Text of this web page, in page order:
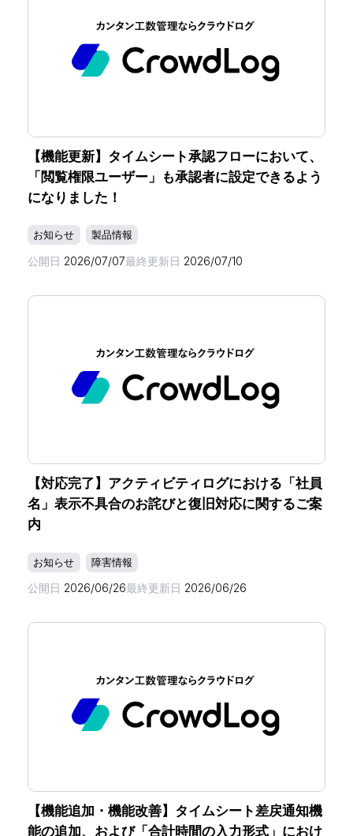
【機能更新】タイムシート承認フローにおいて、
「閲覧権限ユーザー」も承認者に設定できるよう
になりました！
お知らせ 製品情報
公開日 2026/07/07最終更新日 2026/07/10
【対応完了】アクティビティログにおける「社員
名」表示不具合のお詫びと復旧対応に関するご案
内
お知らせ 障害情報
公開日 2026/06/26最終更新日 2026/06/26
【機能追加・機能改善】タイムシート差戻通知機
能の追加、および「合計時間の入力形式」におけ